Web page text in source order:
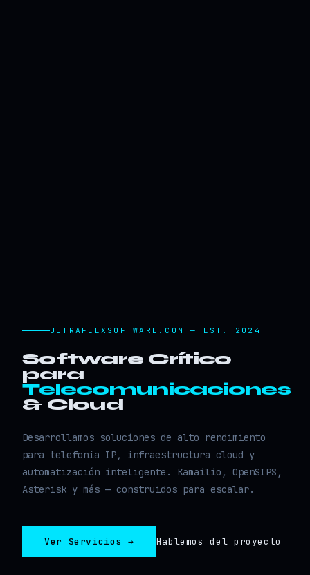
ULTRAFLEXSOFTWARE.COM — EST. 2024
Software Crítico
para
Telecomunicaciones
& Cloud
Desarrollamos soluciones de alto rendimiento
para telefonía IP, infraestructura cloud y
automatización inteligente. Kamailio, OpenSIPS,
Asterisk y más — construidos para escalar.
Ver Servicios → Hablemos del proyecto